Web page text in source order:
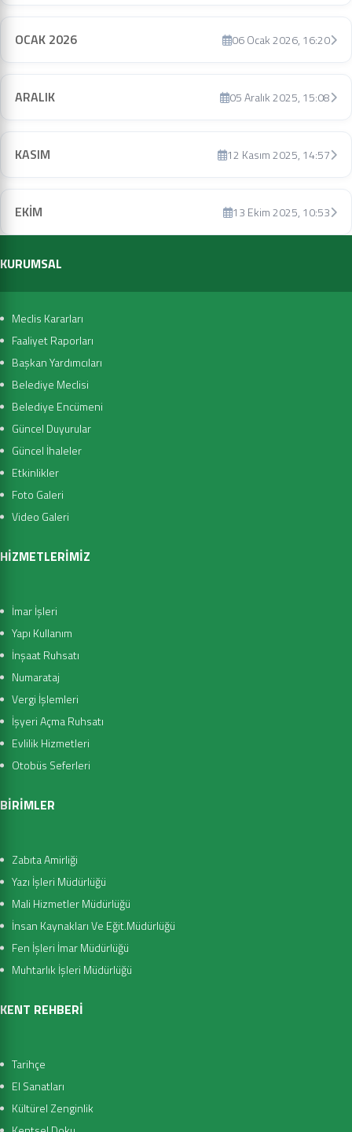
OCAK 2026 06 Ocak 2026, 16:20
ARALIK 05 Aralık 2025, 15:08
KASIM 12 Kasım 2025, 14:57
EKİM 13 Ekim 2025, 10:53
KURUMSAL
Meclis Kararları
Faaliyet Raporları
Başkan Yardımcıları
Belediye Meclisi
Belediye Encümeni
Güncel Duyurular
Güncel İhaleler
Etkinlikler
Foto Galeri
Video Galeri
HİZMETLERİMİZ
İmar İşleri
Yapı Kullanım
İnşaat Ruhsatı
Numarataj
Vergi İşlemleri
İşyeri Açma Ruhsatı
Evlilik Hizmetleri
Otobüs Seferleri
BİRİMLER
Zabıta Amirliği
Yazı İşleri Müdürlüğü
Mali Hizmetler Müdürlüğü
İnsan Kaynakları Ve Eğit.Müdürlüğü
Fen İşleri İmar Müdürlüğü
Muhtarlık İşleri Müdürlüğü
KENT REHBERİ
Tarihçe
El Sanatları
Kültürel Zenginlik